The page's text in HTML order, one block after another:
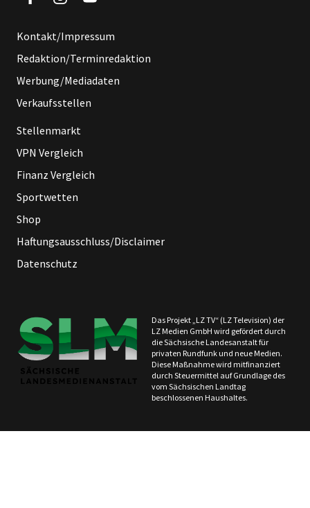
Kontakt/Impressum
Redaktion/Terminredaktion
Werbung/Mediadaten
Verkaufsstellen
Stellenmarkt
VPN Vergleich
Finanz Vergleich
Sportwetten
Shop
Haftungsausschluss/Disclaimer
Datenschutz
Das Projekt „LZ TV“ (LZ Television) der
LZ Medien GmbH wird gefördert durch
die Sächsische Landesanstalt für
privaten Rundfunk und neue Medien.
Diese Maßnahme wird mitfinanziert
durch Steuermittel auf Grundlage des
vom Sächsischen Landtag
beschlossenen Haushaltes.